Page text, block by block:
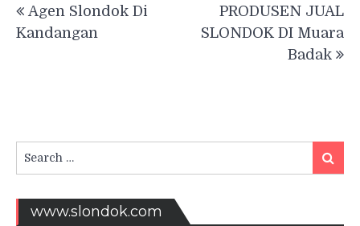
navigation
Agen Slondok Di
Kandangan
PRODUSEN JUAL
SLONDOK DI Muara
Badak
for:
Search
www.slondok.com